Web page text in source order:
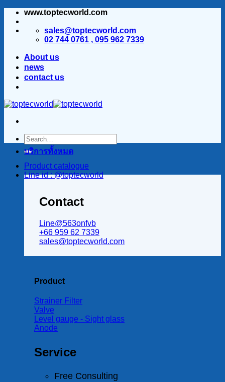
ข้าม
www.toptecworld.com
sales@toptecworld.com
02 744 0761 , 095 962 7339
About us
news
contact us
Product catalogue
Line id : @toptecworld
บริการทั้งหมด
Contact
Line@563onfvb
+66 959 62 7339
sales@toptecworld.com
Product
Strainer Filter
Valve
Level gauge - Sight glass
Anode
Service
Free Consulting